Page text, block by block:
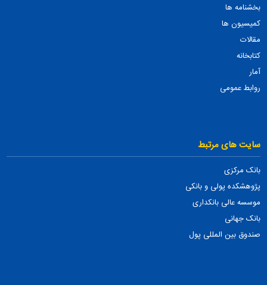
بخشنامه ها
کمیسیون ها
مقالات
کتابخانه
آمار
روابط عمومی
سایت های مرتبط
بانک مرکزی
پژوهشکده پولی و بانکی
موسسه عالی بانکداری
بانک جهانی
صندوق بین المللی پول